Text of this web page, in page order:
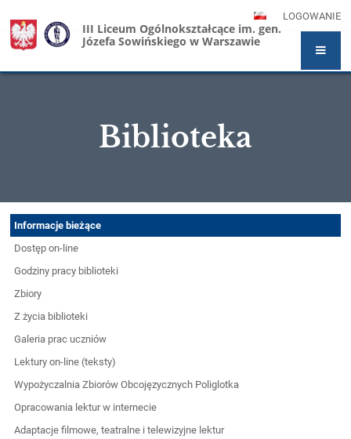
LOGOWANIE
III Liceum Ogólnokształcące im. gen.
Józefa Sowińskiego w Warszawie
Biblioteka
Biblioteka
Informacje bieżące
Dostęp on-line
Godziny pracy biblioteki
Zbiory
Z życia biblioteki
Galeria prac uczniów
Lektury on-line (teksty)
Wypożyczalnia Zbiorów Obcojęzycznych Poliglotka
Opracowania lektur w internecie
Adaptacje filmowe, teatralne i telewizyjne lektur